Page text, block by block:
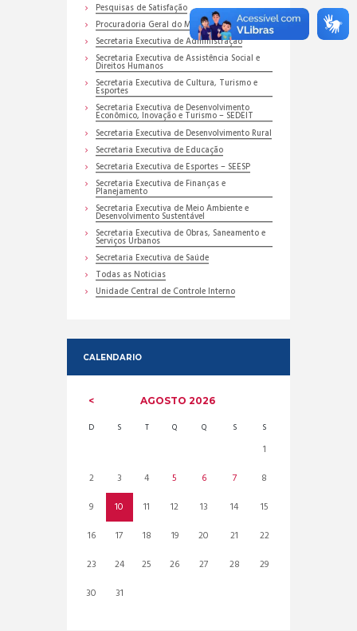
Pesquisas de Satisfação
Procuradoria Geral do Município
Secretaria Executiva de Administração
Secretaria Executiva de Assistência Social e
Direitos Humanos
Secretaria Executiva de Cultura, Turismo e
Esportes
Secretaria Executiva de Desenvolvimento
Econômico, Inovação e Turismo – SEDEIT
Secretaria Executiva de Desenvolvimento Rural
Secretaria Executiva de Educação
Secretaria Executiva de Esportes – SEESP
Secretaria Executiva de Finanças e
Planejamento
Secretaria Executiva de Meio Ambiente e
Desenvolvimento Sustentável
Secretaria Executiva de Obras, Saneamento e
Serviços Urbanos
Secretaria Executiva de Saúde
Todas as Noticias
Unidade Central de Controle Interno
CALENDARIO
AGOSTO2026
D S T Q Q S S
1
2
3 4 5 6 7
8
9
10 11 12 13 14
15
16
17 18 19 20 21
22
23
24 25 26 27 28
29
30
31